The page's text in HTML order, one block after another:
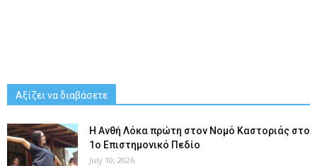
Αξίζει να διαβάσετε
Η Ανθή Λόκα πρώτη στον Νομό Καστοριάς στο
1ο Επιστημονικό Πεδίο
July 10, 2026